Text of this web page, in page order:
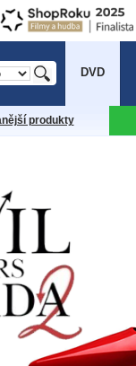
DVD
produkty